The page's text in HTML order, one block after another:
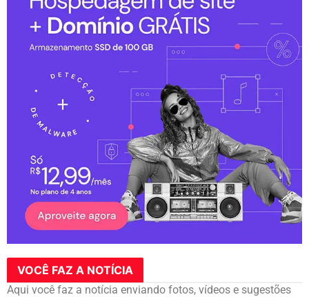
VOCÊ FAZ A NOTÍCIA
Aqui você faz a notícia enviando fotos, vídeos e sugestões